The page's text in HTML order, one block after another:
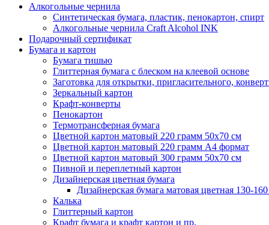
Алкогольные чернила
Синтетическая бумага, пластик, пенокартон, спирт
Алкогольные чернила Craft Alcohol INK
Подарочный сертификат
Бумага и картон
Бумага тишью
Глиттерная бумага с блеском на клеевой основе
Заготовка для открытки, пригласительного,
Зеркальный картон
Крафт-конверты
Пенокартон
Термотрансферная бумага
Цветной картон матовый 220 грамм 50х70 см
Цветной картон матовый 220 грамм A4 формат
Цветной картон матовый 300 грамм 50х70 см
Пивной и переплетный картон
Дизайнерская цветная бумага
Дизайнерская бумага матовая цветная 130-
Калька
Глиттерный картон
Крафт бумага и крафт картон и пр.